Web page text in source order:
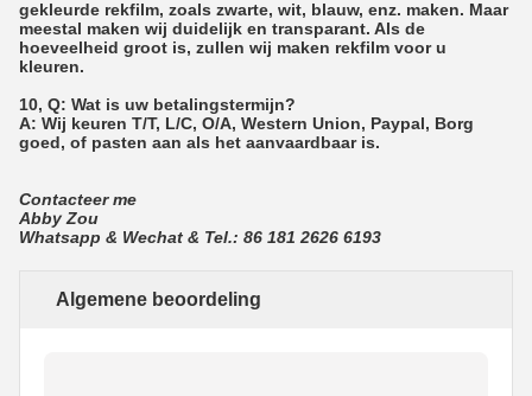
gekleurde rekfilm, zoals zwarte, wit, blauw, enz. maken. Maar
meestal maken wij duidelijk en transparant. Als de
hoeveelheid groot is, zullen wij maken rekfilm voor u
kleuren.
10, Q: Wat is uw betalingstermijn?
A: Wij keuren T/T, L/C, O/A, Western Union, Paypal, Borg
goed, of pasten aan als het aanvaardbaar is.
Contacteer me
Abby Zou
Whatsapp & Wechat & Tel.: 86 181 2626 6193
Algemene beoordeling